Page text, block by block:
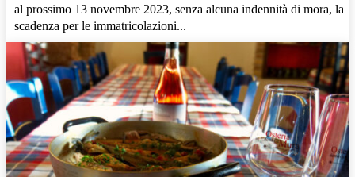
al prossimo 13 novembre 2023, senza alcuna indennità di mora, la
scadenza per le immatricolazioni...